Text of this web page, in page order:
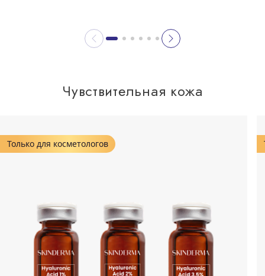
Чувствительная кожа
Только для косметологов